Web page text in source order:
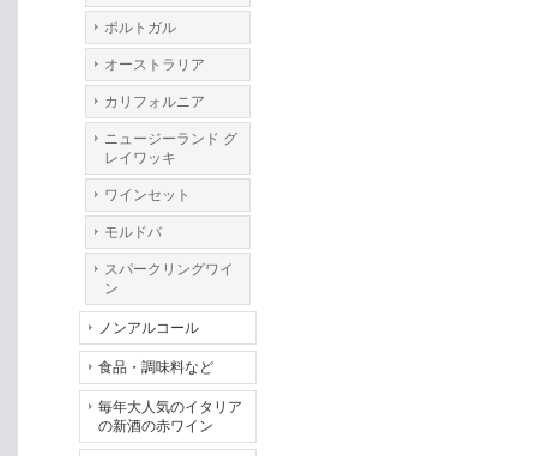
ポルトガル
オーストラリア
カリフォルニア
ニュージーランド グ
レイワッキ
ワインセット
モルドバ
スパークリングワイ
ン
ノンアルコール
食品・調味料など
毎年大人気のイタリア
の新酒の赤ワイン